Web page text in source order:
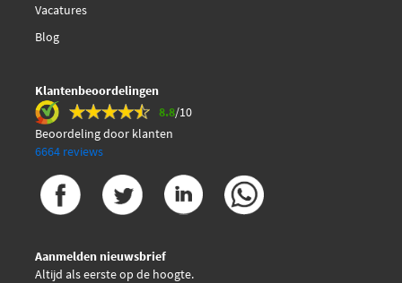
Vacatures
Blog
Klantenbeoordelingen
8.8/10
Beoordeling door klanten
6664 reviews
Aanmelden nieuwsbrief
Altijd als eerste op de hoogte.